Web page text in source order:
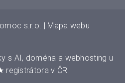
s.r.o. Mapa webu
s AI, doména a webhosting u
registrátora v ČR